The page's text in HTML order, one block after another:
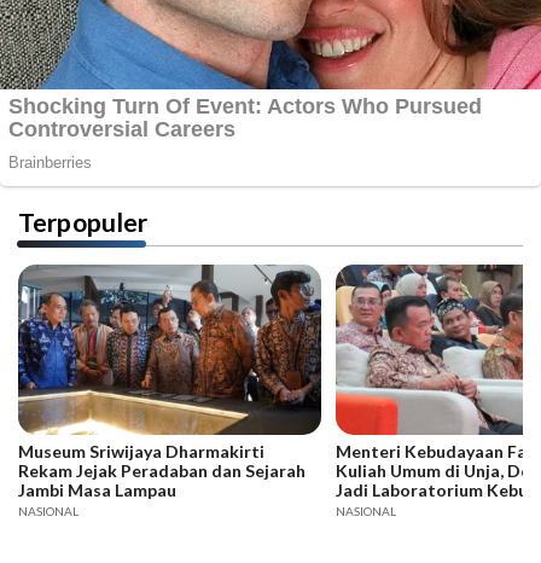
Terpopuler
Museum Sriwijaya Dharmakirti
Rekam Jejak Peradaban dan Sejarah
Jambi Masa Lampau
NASIONAL
Menteri Kebudayaan
Kuliah Umum di Unja,
Jadi Laboratorium
NASIONAL